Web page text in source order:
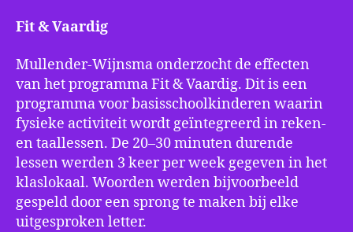
Fit & Vaardig
Mullender-Wijnsma onderzocht de effecten
van het programma Fit & Vaardig. Dit is een
programma voor basisschoolkinderen waarin
fysieke activiteit wordt geïntegreerd in reken-
en taallessen. De 20–30 minuten durende
lessen werden 3 keer per week gegeven in het
klaslokaal. Woorden werden bijvoorbeeld
gespeld door een sprong te maken bij elke
uitgesproken letter.